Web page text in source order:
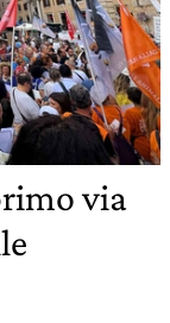
via